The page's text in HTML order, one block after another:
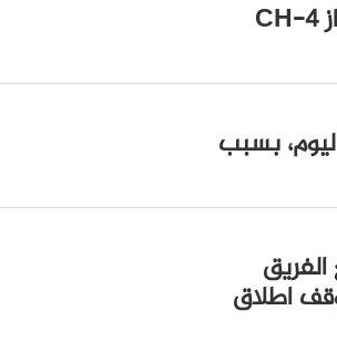
أسقطت الدفاعات الجوية لأنصار الله مُسيرة من طراز CH-4
بسبب
اطلاق